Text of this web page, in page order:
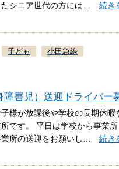
たシニア世代の方には… 続き
子ども 小田急線
害児）送迎ドライバー
様が放課後や学校の長期休暇
です。 平日は学校から事業
業所の送迎をお願いし… 続き